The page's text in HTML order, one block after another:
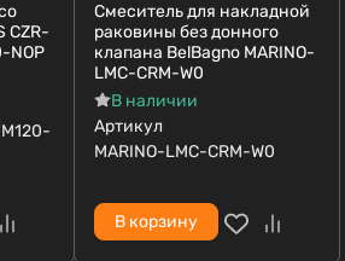
CZR-
NOP
Смеситель для накладной
раковины без донного
клапана BelBagno MARINO-
LMC-CRM-W0
В наличии
Артикул
MARINO-LMC-CRM-W0
В корзину